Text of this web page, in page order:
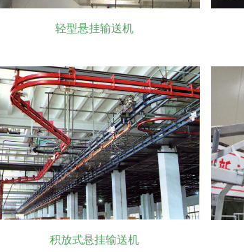
轻型悬挂输送机
积放式悬挂输送机